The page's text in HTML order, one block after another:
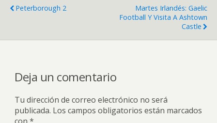
Peterborough 2
Martes Irlandés: Gaelic
Football Y Visita A Ashtown
Castle
Deja un comentario
Tu dirección de correo electrónico no será
publicada. Los campos obligatorios están marcados